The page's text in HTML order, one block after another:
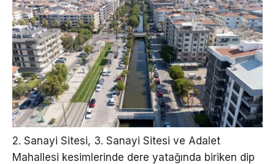
2. Sanayi Sitesi, 3. Sanayi Sitesi ve Adalet
Mahallesi kesimlerinde dere yatağında biriken dip